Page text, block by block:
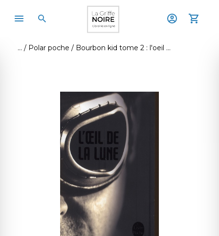
Polar poche Bourbon kid tome 2 : l'oeil de la lune